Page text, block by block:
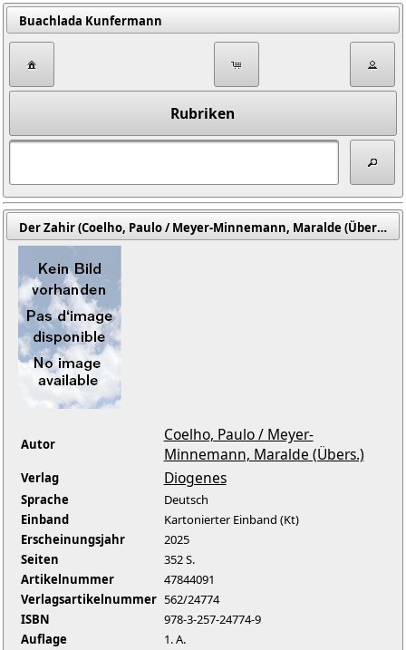
Buachlada Kunfermann
Rubriken
Der Zahir (Coelho, Paulo / Meyer-Minnemann, Maralde (Übers.))
Autor
Coelho, Paulo / Meyer-
Minnemann, Maralde (Übers.)
Verlag Diogenes
Sprache
Deutsch
Einband
Kartonierter Einband (Kt)
Erscheinungsjahr
2025
Seiten
352 S.
Artikelnummer
47844091
Verlagsartikelnummer 562/24774
ISBN
978-3-257-24774-9
Auflage
1. A.